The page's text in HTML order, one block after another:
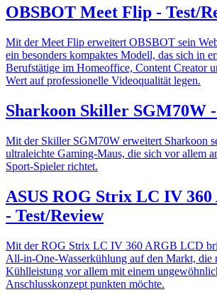
OBSBOT Meet Flip - Test/
Mit der Meet Flip erweitert OBSBOT sein
ein besonders kompaktes Modell, das sich in
Berufstätige im Homeoffice, Content Creator
Wert auf professionelle Videoqualität legen.
Sharkoon Skiller SGM70W
Mit der Skiller SGM70W erweitert Sharkoon
ultraleichte Gaming-Maus, die sich vor allem
Sport-Spieler richtet.
ASUS ROG Strix LC IV
- Test/Review
Mit der ROG Strix LC IV 360 ARGB LCD
All-in-One-Wasserkühlung auf den Markt, die
Kühlleistung vor allem mit einem
Anschlusskonzept punkten möchte.